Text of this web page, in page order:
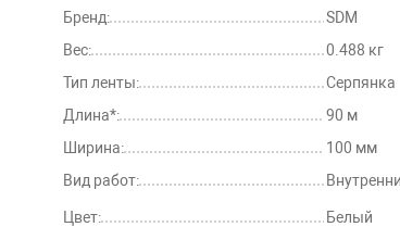
Бренд:
SDM
Вес:
0.488 кг
Тип ленты:
Серпянка
Длина*:
90 м
Ширина:
100 мм
Вид работ:
Цвет:
Белый